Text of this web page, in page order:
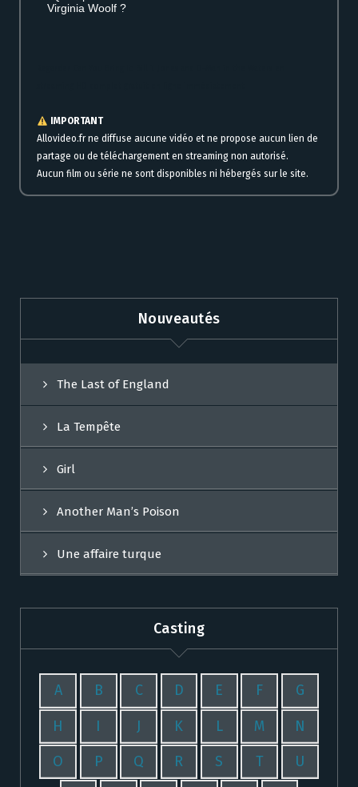
Virginia Woolf ?
IMPORTANT
Allovideo.fr ne diffuse aucune vidéo et ne propose aucun lien de
partage ou de téléchargement en streaming non autorisé.
Aucun film ou série ne sont disponibles ni hébergés sur le site.
Nouveautés
The Last of England
La Tempête
Girl
Another Man’s Poison
Une affaire turque
Casting
A B C D E F G
H I J K L M N
O P Q R S T U